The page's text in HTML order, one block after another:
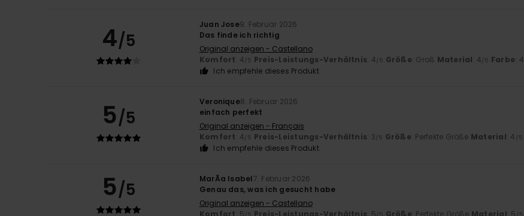
4/5
Juan Jose9. Februar 2026
Das finde ich richtig
Original anzeigen - Castellano
Komfort: 4/5 Preis-Leistungs-Verhältnis: 4/5 Größe: Groß Material: 4/5 Farbe: 4
Ich empfehle dieses Produkt
5/5
Veronique8. Februar 2026
einfach perfekt
Original anzeigen - Français
Komfort: 4/5 Preis-Leistungs-Verhältnis: 3/5 Größe: Perfekte Größe Material: 4 /5
Ich empfehle dieses Produkt
5/5 MarÃ­a Isabel7. Februar 2026
Genau das, was ich gesucht habe
Original anzeigen - Castellano